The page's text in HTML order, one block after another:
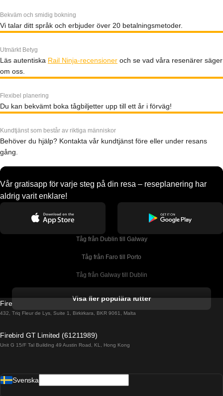
Bekväm och smidig bokning
Vi talar ditt språk och erbjuder över 20 betalningsmetoder.
Utmärkt Betyg
Läs autentiska Rail Ninja-recensioner och se vad våra resenärer säger
om oss.
Flexibel planering
Du kan bekvämt boka tågbiljetter upp till ett år i förväg!
Kundtjänst som består av riktiga människor
Behöver du hjälp? Kontakta vår kundtjänst före eller under resans
gång.
Vår gratisapp för varje steg på din resa – reseplanering har
aldrig varit enklare!
Tåg från Dublin till Galway
Tåg från Faro till Porto
Tåg från Galway till Dublin
Tåg från Porto till Faro
Tåg från Barcelona till Madrid
Visa fler populära rutter
Firebird GT Limited (OC 1451)
432, Triq Fleur de Lys, Suite 1, Birkirkara, BKR 9061, Malta
Firebird GT Limited (61211989)
Unit G 15/F Tal Building 49 Austin Road, KL, Hong Kong
Svenska